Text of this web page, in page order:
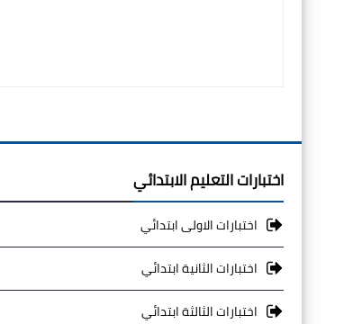
اختبارات التعليم الابتدائي
اختبارات الاولى ابتدائي
اختبارات الثانية ابتدائي
اختبارات الثالثة ابتدائي